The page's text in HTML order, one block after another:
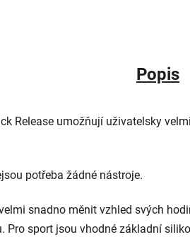
Popis
Release umožňují uživatelsky
potřeba žádné nástroje.
snadno měnit vzhled svých
Pro sport jsou vhodné základní